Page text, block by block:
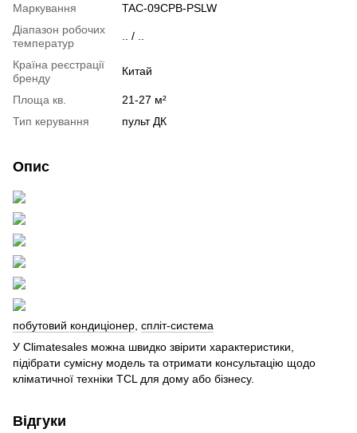
Маркування
TAC-09CPB-PSLW
Діапазон робочих
температур
.. / ..
Країна реєстрації
бренду
Китай
Площа кв.
21-27 м²
Тип керування
пульт ДК
Опис
побутовий кондиціонер спліт-система
У Climatesales можна швидко звірити характеристики,
підібрати сумісну модель та отримати консультацію щодо
кліматичної техніки TCL для дому або бізнесу.
Відгуки